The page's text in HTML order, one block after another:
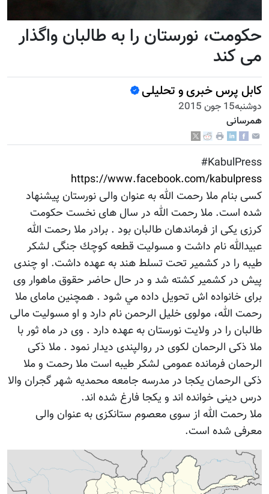
حکومت، نورستان را به طالبان واگذار
می کند
کابل پرس خبری و تحلیلی
دوشنبه15 جون 2015
همرسانی
‪#‎KabulPress‬
https://www.facebook.com/kabulpress
كسی بنام ملا رحمت الله به عنوان والی نورستان پيشنهاد
شده است. ملا رحمت الله در سال های نخست حكومت
كرزی يكی از فرماندهان طالبان بود . برادر ملا رحمت الله
عبيدالله نام داشت و مسوليت قطعه كوچك جنگی لشكر
طيبه را در كشمير تحت تسلط هند به عهده داشت. او چندی
پيش در كشمير كشته شد و در حال حاضر حقوق ماهوار وی
برای خانواده اش تحويل داده مي شود . همچنین مامای ملا
رحمت الله، مولوی خليل الرحمن نام دارد و او مسوليت مالی
طالبان را در ولايت نورستان به عهده دارد . وی در ماه ثور با
ملا ذكی الرحمان لكوی در روالپندی ديدار نمود . ملا ذكی
الرحمان فرمانده عمومی لشكر طيبه است ملا رحمت و ملا
ذكی الرحمان يكجا در مدرسه جامعه محمديه شهر گجران والا
درس دينی خوانده اند و يكجا فارغ شده اند.
ملا رحمت الله از سوی معصوم ستانكزی به عنوان والی
معرفی شده است.